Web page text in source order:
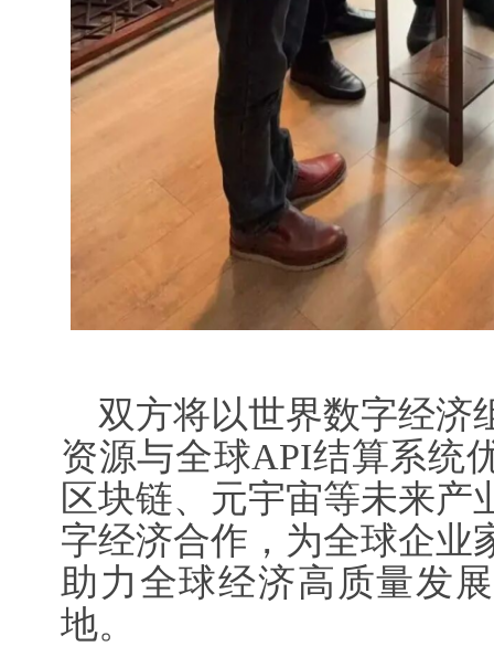
双方将以世界数字经济
资源与全球API结算系统
区块链、元宇宙等未来产
字经济合作，为全球企业
助力全球经济高质量发
地。